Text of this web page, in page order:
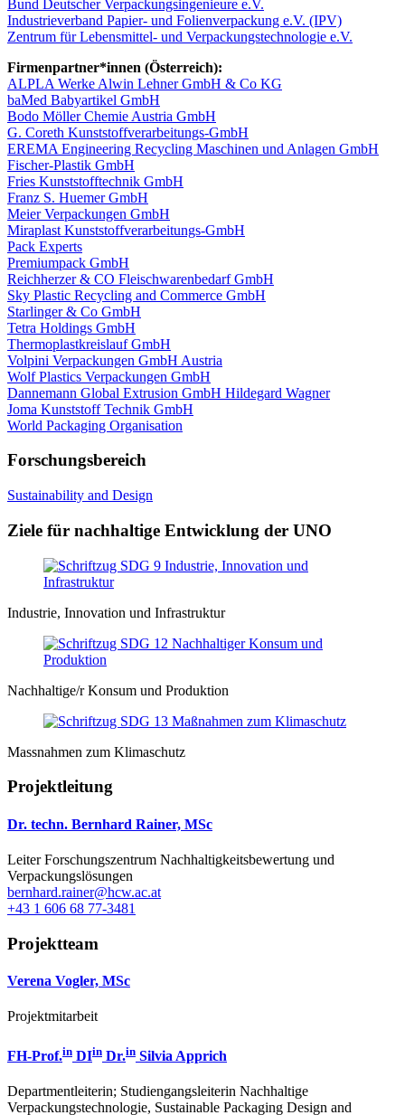
Bund Deutscher Verpackungsingenieure e.V.
Industrieverband Papier‐ und Folienverpackung e.V. (IPV)
Zentrum für Lebensmittel‐ und Verpackungstechnologie e.V.
Firmenpartner*innen (Österreich):
ALPLA Werke Alwin Lehner GmbH & Co KG
baMed Babyartikel GmbH
Bodo Möller Chemie Austria GmbH
G. Coreth Kunststoffverarbeitungs‐GmbH
EREMA Engineering Recycling Maschinen und Anlagen GmbH
Fischer‐Plastik GmbH
Fries Kunststofftechnik GmbH
Franz S. Huemer GmbH
Meier Verpackungen GmbH
Miraplast Kunststoffverarbeitungs‐GmbH
Pack Experts
Premiumpack GmbH
Reichherzer & CO Fleischwarenbedarf GmbH
Sky Plastic Recycling and Commerce GmbH
Starlinger & Co GmbH
Tetra Holdings GmbH
Thermoplastkreislauf GmbH
Volpini Verpackungen GmbH Austria
Wolf Plastics Verpackungen GmbH
Dannemann Global Extrusion GmbH Hildegard Wagner
Joma Kunststoff Technik GmbH
World Packaging Organisation
Forschungsbereich
Sustainability and Design
Ziele für nachhaltige Entwicklung der UNO
Industrie, Innovation und Infrastruktur
Nachhaltige/r Konsum und Produktion
Massnahmen zum Klimaschutz
Projektleitung
Dr. techn. Bernhard Rainer, MSc
Leiter Forschungszentrum Nachhaltigkeitsbewertung und
Verpackungslösungen
bernhard.rainer@hcw.ac.at
+43 1 606 68 77-3481
Projektteam
Verena Vogler, MSc
Projektmitarbeit
FH-Prof.in DIin Dr.in Silvia Apprich
Departmentleiterin; Studiengangsleiterin Nachhaltige
Verpackungstechnologie, Sustainable Packaging Design and